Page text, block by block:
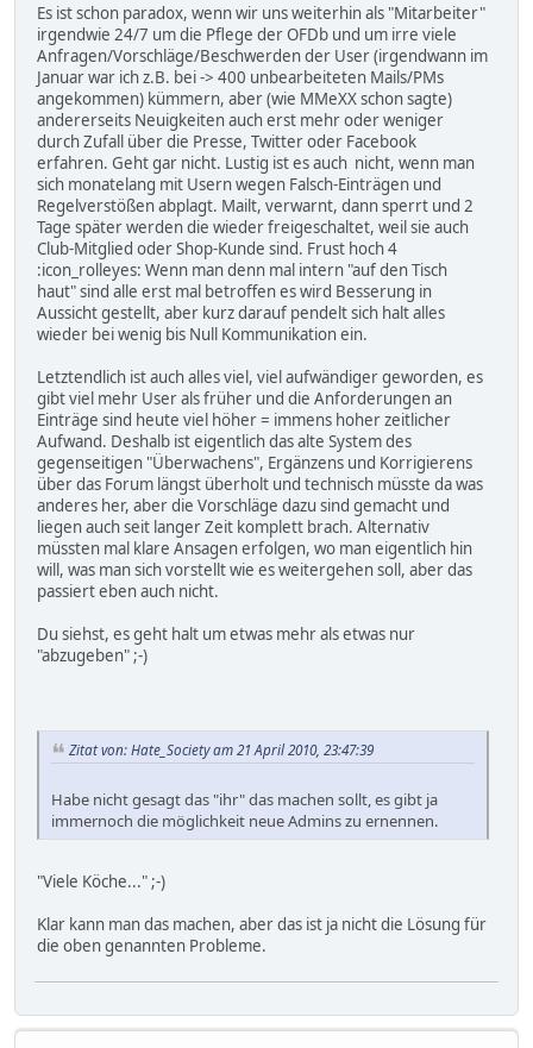
Es ist schon paradox, wenn wir uns weiterhin als "Mitarbeiter"
irgendwie 24/7 um die Pflege der OFDb und um irre viele
Anfragen/Vorschläge/Beschwerden der User (irgendwann im
Januar war ich z.B. bei -> 400 unbearbeiteten Mails/PMs
angekommen) kümmern, aber (wie MMeXX schon sagte)
andererseits Neuigkeiten auch erst mehr oder weniger
durch Zufall über die Presse, Twitter oder Facebook
erfahren. Geht gar nicht. Lustig ist es auch nicht, wenn man
sich monatelang mit Usern wegen Falsch-Einträgen und
Regelverstößen abplagt. Mailt, verwarnt, dann sperrt und 2
Tage später werden die wieder freigeschaltet, weil sie auch
Club-Mitglied oder Shop-Kunde sind. Frust hoch 4
:icon_rolleyes: Wenn man denn mal intern "auf den Tisch
haut" sind alle erst mal betroffen es wird Besserung in
Aussicht gestellt, aber kurz darauf pendelt sich halt alles
wieder bei wenig bis Null Kommunikation ein.
Letztendlich ist auch alles viel, viel aufwändiger geworden, es
gibt viel mehr User als früher und die Anforderungen an
Einträge sind heute viel höher = immens hoher zeitlicher
Aufwand. Deshalb ist eigentlich das alte System des
gegenseitigen "Überwachens", Ergänzens und Korrigierens
über das Forum längst überholt und technisch müsste da was
anderes her, aber die Vorschläge dazu sind gemacht und
liegen auch seit langer Zeit komplett brach. Alternativ
müssten mal klare Ansagen erfolgen, wo man eigentlich hin
will, was man sich vorstellt wie es weitergehen soll, aber das
passiert eben auch nicht.
Du siehst, es geht halt um etwas mehr als etwas nur
"abzugeben" ;-)
Zitat von: Hate_Society am 21 April 2010, 23:47:39
Habe nicht gesagt das "ihr" das machen sollt, es gibt ja
immernoch die möglichkeit neue Admins zu ernennen.
"Viele Köche..." ;-)
Klar kann man das machen, aber das ist ja nicht die Lösung für
die oben genannten Probleme.